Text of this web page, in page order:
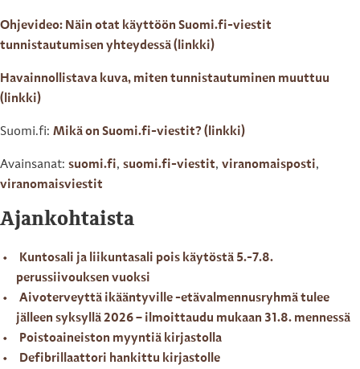
Ohjevideo: Näin otat käyttöön Suomi.fi-viestit
tunnistautumisen yhteydessä (linkki)
Havainnollistava kuva, miten tunnistautuminen muuttuu
(linkki)
Suomi.fi: Mikä on Suomi.fi-viestit? (linkki)
Avainsanat: suomi.fi, suomi.fi-viestit, viranomaisposti,
viranomaisviestit
Ajankohtaista
Kuntosali ja liikuntasali pois käytöstä 5.-7.8.
perussiivouksen vuoksi
Aivoterveyttä ikääntyville -etävalmennusryhmä tulee
jälleen syksyllä 2026 – ilmoittaudu mukaan 31.8. mennessä
Poistoaineiston myyntiä kirjastolla
Defibrillaattori hankittu kirjastolle